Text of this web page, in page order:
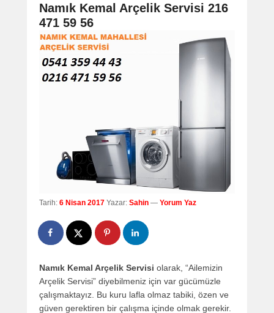
navigation
Namık Kemal Arçelik Servisi 216
471 59 56
Tarih: 6 Nisan 2017 Yazar: Sahin — Yorum Yaz
Namık Kemal Arçelik Servisi olarak, “Ailemizin
Arçelik Servisi” diyebilmeniz için var gücümüzle
çalışmaktayız. Bu kuru lafla olmaz tabiki, özen ve
güven gerektiren bir çalışma içinde olmak gerekir.